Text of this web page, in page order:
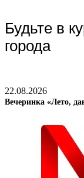
Будьте в
города
22.08.2026
Вечеринка «Лето,